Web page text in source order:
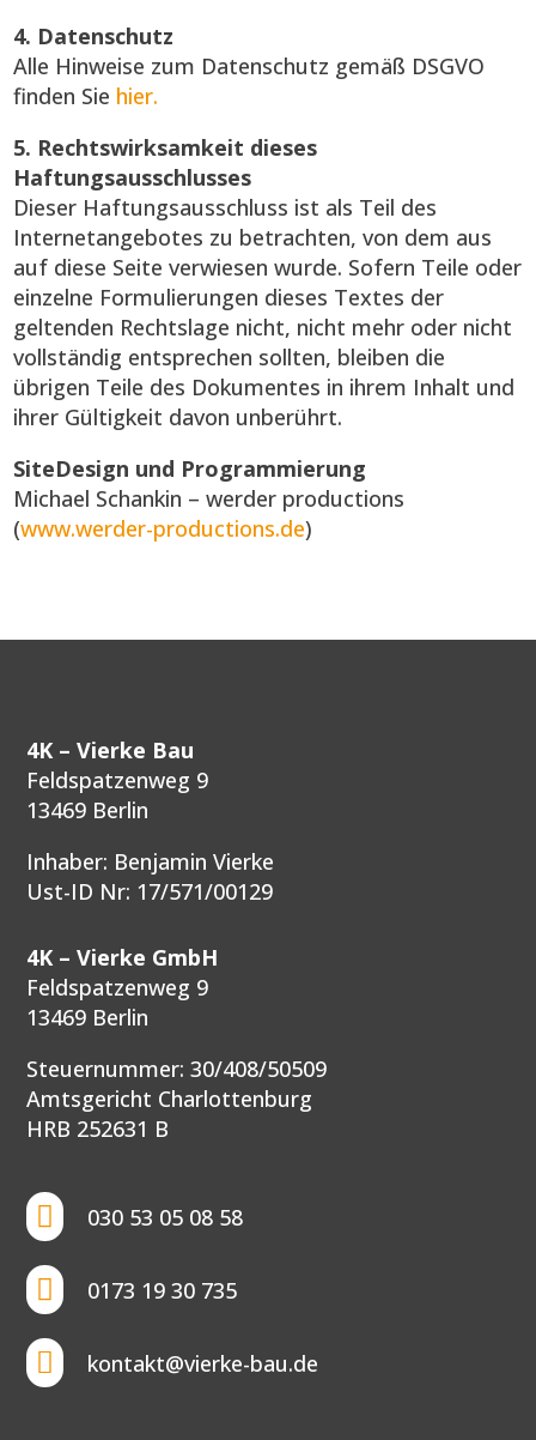
4. Datenschutz
Alle Hinweise zum Datenschutz gemäß DSGVO
finden Sie hier.
5. Rechtswirksamkeit dieses
Haftungsausschlusses
Dieser Haftungsausschluss ist als Teil des
Internetangebotes zu betrachten, von dem aus
auf diese Seite verwiesen wurde. Sofern Teile oder
einzelne Formulierungen dieses Textes der
geltenden Rechtslage nicht, nicht mehr oder nicht
vollständig entsprechen sollten, bleiben die
übrigen Teile des Dokumentes in ihrem Inhalt und
ihrer Gültigkeit davon unberührt.
SiteDesign und Programmierung
Michael Schankin – werder productions
(www.werder-productions.de)
4K – Vierke Bau
Feldspatzenweg 9
13469 Berlin
Inhaber: Benjamin Vierke
Ust-ID Nr: 17/571/00129
4K – Vierke GmbH
Feldspatzenweg 9
13469 Berlin
Steuernummer: 30/408/50509
Amtsgericht Charlottenburg
HRB 252631 B
 030 53 05 08 58
 0173 19 30 735
 kontakt@vierke-bau.de